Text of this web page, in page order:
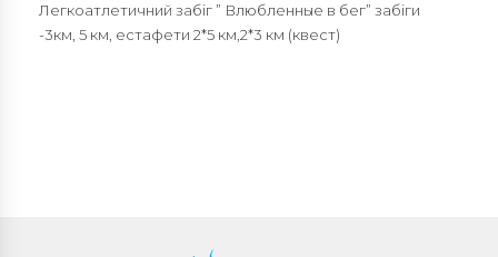
Легкоатлетичний забіг ” Влюбленные в бег” забіги
-3км, 5 км, естафети 2*5 км,2*3 км (квест)